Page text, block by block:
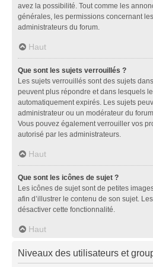
avez la possibilité. Tout comme les
générales, les permissions concernant
administrateurs du forum.
Haut
Que sont les sujets verrouillés ?
Les sujets verrouillés sont des sujets
peuvent plus répondre et dans lesquels
automatiquement expirés. Les sujets
administrateur ou un modérateur du
Vous pouvez également verrouiller vos
autorisé par les administrateurs.
Haut
Que sont les icônes de sujet ?
Les icônes de sujet sont de petites
afin d’illustrer le contenu de son sujet.
désactiver cette fonctionnalité.
Haut
Niveaux des utilisateurs et